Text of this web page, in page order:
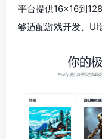
平台提供16×16到
够适配游戏开发、UI